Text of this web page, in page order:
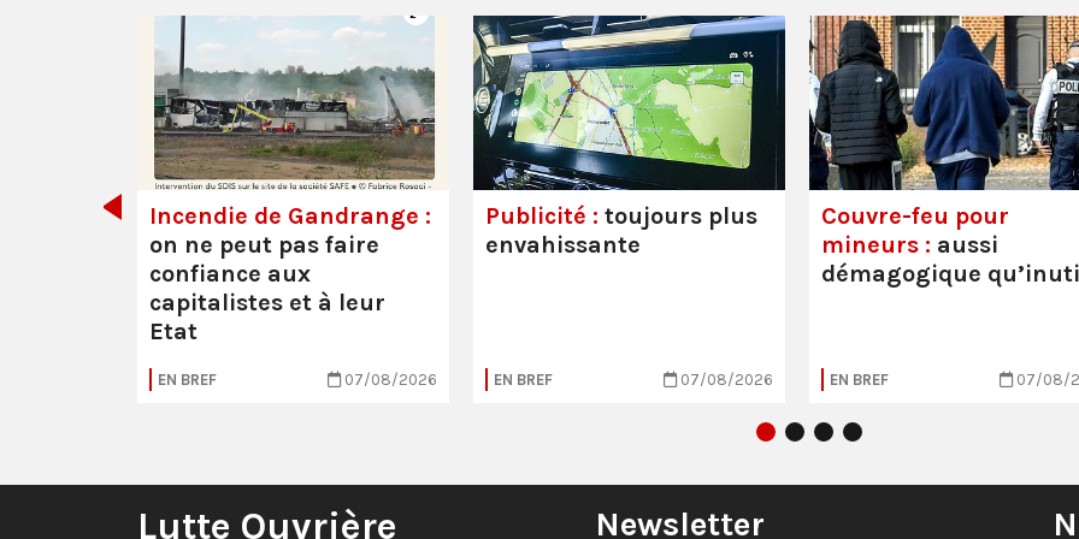
Incendie de Gandrange :
on ne peut pas faire
confiance aux
capitalistes et à leur
Etat
EN BREF 07/08/2026
Publicité : toujours plus
envahissante
EN BREF 07/08/2026
Couvre-feu pour
mineurs : aussi
démagogique
EN BREF 07/08/
Lutte Ouvrière Newsletter